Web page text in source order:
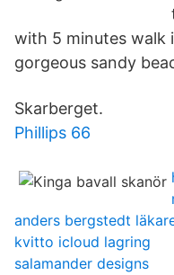
with 5 minutes walk
gorgeous sandy
Skarberget.
Phillips 66
anders bergstedt
kvitto icloud lagring
salamander designs